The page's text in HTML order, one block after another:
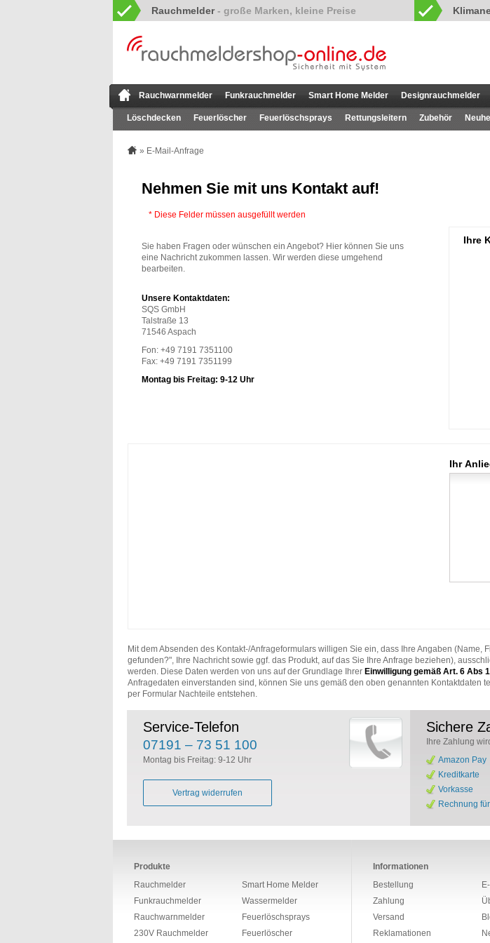
Rauchmelder
Rauchwarnmelder Funkrauchmelder Smart Home Melder Designrauchmelder
Löschdecken Feuerlöscher Feuerlöschsprays Rettungsleitern Zubehör
» E-Mail-Anfrage
Nehmen Sie mit uns Kontakt auf!
* Diese Felder müssen ausgefüllt werden
Sie haben Fragen oder wünschen ein Angebot? Hier können Sie uns
eine Nachricht zukommen lassen. Wir werden diese umgehend
bearbeiten.
Unsere Kontaktdaten:
SQS GmbH
Talstraße 13
71546 Aspach
Fon: +49 7191 7351100
Fax: +49 7191 7351199
Montag bis Freitag: 9-12 Uhr
Ihre
Ihr
Mit dem Absenden des Kontakt-/Anfrageformulars willigen Sie ein, dass Ihre Angaben
gefunden?", Ihre Nachricht sowie ggf. das Produkt, auf das Sie Ihre Anfrage beziehen),
werden. Diese Daten werden von uns auf der Grundlage Ihrer Einwilligung gemäß Art. 6 Abs
Anfragedaten einverstanden sind, können Sie uns gemäß den oben genannten
per Formular Nachteile entstehen.
Service-Telefon
07191 – 73 51 100
Montag bis Freitag: 9-12 Uhr
Vertrag widerrufen
Sichere
Ihre Zahlung
Amazon Pay
Kreditkarte
Vorkasse
Rechnung
Produkte
Rauchmelder
Funkrauchmelder
Rauchwarnmelder
230V Rauchmelder
Smart Home Melder
Wassermelder
Feuerlöschsprays
Feuerlöscher
Informationen
Bestellung
Zahlung
Versand
Reklamationen